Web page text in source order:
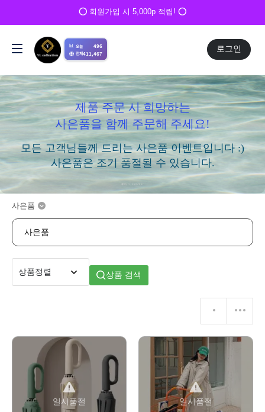
⭕ 회원가입 시 5,000p 적립! ⭕
로그인
📊 오늘 496
전체411,467
제품 주문 시 희망하는
사은품을 함께 주문해 주세요!
모든 고객님들께 드리는 사은품 이벤트입니다 :)
사은품은 조기 품절될 수 있습니다.
사은품
사은품
상품 검색
일시품절 일시품절